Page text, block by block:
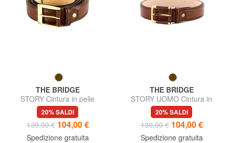
THE BRIDGE
STORY Cintura in pelle
accorciabile
20% SALDI
130,00 € 104,00 €
Spedizione gratuita
THE BRIDGE
STORY UOMO Cintura in
pelle, accorciabile
20% SALDI
130,00 € 104,00 €
Spedizione gratuita